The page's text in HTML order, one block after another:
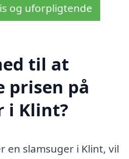
og uforpligtende
til at
prisen på
i Klint?
en slamsuger i Klint, vil